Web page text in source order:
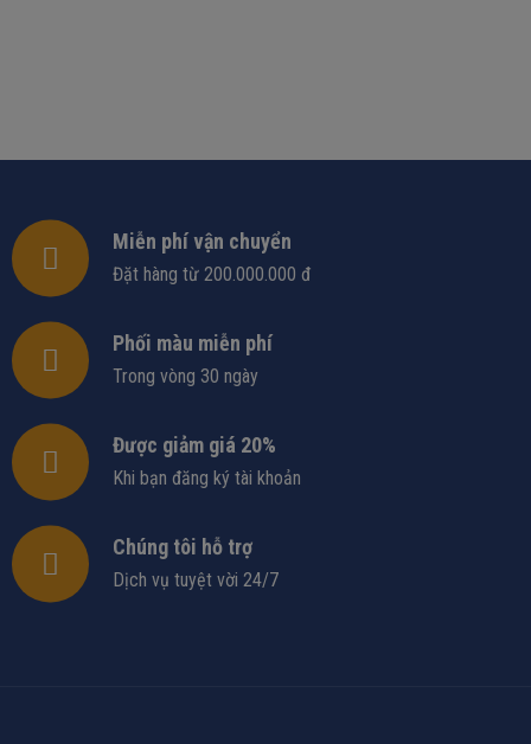
Miễn phí vận chuyển
Đặt hàng từ 200.000.000 đ
Phối màu miễn phí
Trong vòng 30 ngày
Được giảm giá 20%
Khi bạn đăng ký tài khoản
Chúng tôi hỗ trợ
Dịch vụ tuyệt vời 24/7